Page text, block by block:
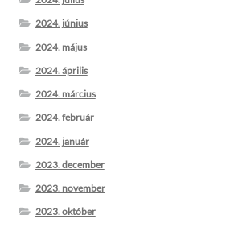
2024. június
2024. május
2024. április
2024. március
2024. február
2024. január
2023. december
2023. november
2023. október